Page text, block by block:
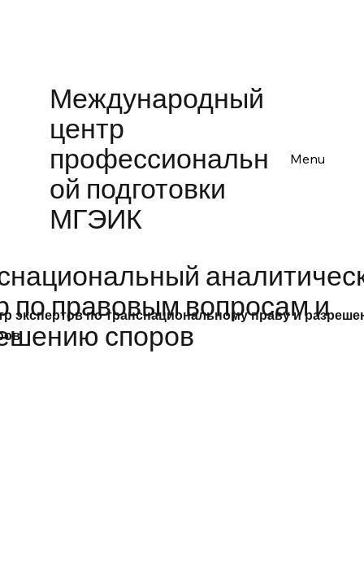
Menu
Международный
центр
профессиональн
ой подготовки
МГЭИК
по правовым вопросам и
споров
экспертов по транснациональному праву и